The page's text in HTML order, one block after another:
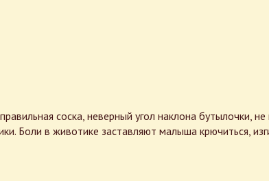
соска, неверный угол наклона бутылочки,
Боли в животике заставляют малыша крючиться,